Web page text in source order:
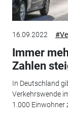
16.09.2022
Immer
Zahlen
In Deutschland
Verkehrswende
1.000 Einwohner